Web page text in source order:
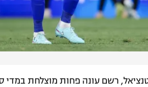
רשם עונה פחות מוצלחת במדי